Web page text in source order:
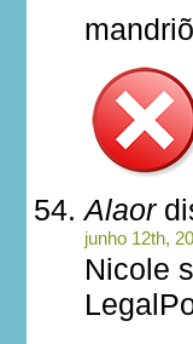
Alaor
junho 12th,
Nicole